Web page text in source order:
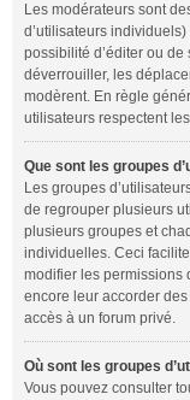
Les modérateurs sont
d’utilisateurs
possibilité d’éditer ou
déverrouiller, les
modèrent. En règle
utilisateurs respectent
Que sont les groupes
Les groupes
de regrouper plusieurs
plusieurs groupes et
individuelles. Ceci
modifier les permissions
encore leur accorder
accès à un forum privé.
Où sont les groupes
Vous pouvez consulter